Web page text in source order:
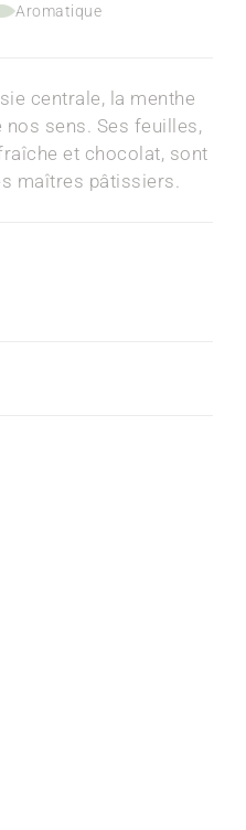
Aromatique
centrale, la menthe
sens. Ses feuilles,
et chocolat, sont
maîtres pâtissiers.